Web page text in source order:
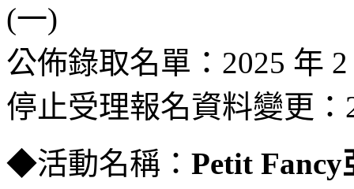
(一)
公佈錄取名單：2025 年
停止受理報名資料變更：
◆活動名稱： Petit Fancy